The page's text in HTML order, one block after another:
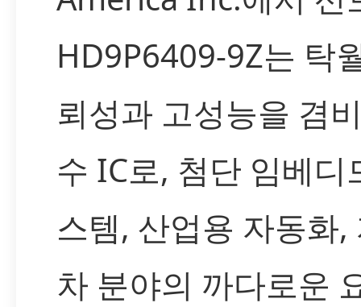
HD9P6409-9Z는 탁
뢰성과 고성능을 겸
수 IC로, 첨단 임베디
스템, 산업용 자동화,
차 분야의 까다로운